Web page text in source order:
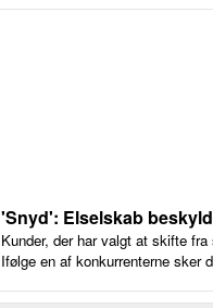
'Snyd': Elselskab
Kunder, der har valgt at skifte
Ifølge en af konkurrenterne sker